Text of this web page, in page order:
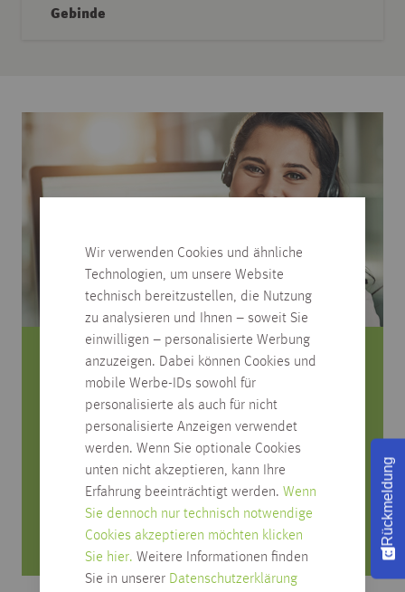
Wir verwenden Cookies und ähnliche
Technologien, um unsere Website
technisch bereitzustellen, die Nutzung
zu analysieren und Ihnen – soweit Sie
einwilligen – personalisierte Werbung
anzuzeigen. Dabei können Cookies und
mobile Werbe-IDs sowohl für
personalisierte als auch für nicht
personalisierte Anzeigen verwendet
werden. Wenn Sie optionale Cookies
unten nicht akzeptieren, kann Ihre
Erfahrung beeinträchtigt werden. Wenn
Sie dennoch nur technisch notwendige
Cookies akzeptieren möchten klicken
Sie hier. Weitere Informationen finden
Sie in unserer Datenschutzerklärung
Sie haben Fragen zum Produkt?
Rufen Sie uns an, wir beraten Sie gerne!
0751/4004-545
produktfrage@habisreutinger.de
Mo. bis Fr. von 8 Uhr bis 18 Uhr
Samstag von 08:30 bis 12:30 Uhr
Gebinde
Rückmeldung